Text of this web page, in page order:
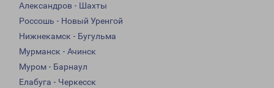
Александров - Шахты
Россошь - Новый Уренгой
Нижнекамск - Бугульма
Мурманск - Ачинск
Муром - Барнаул
Елабуга - Черкесск